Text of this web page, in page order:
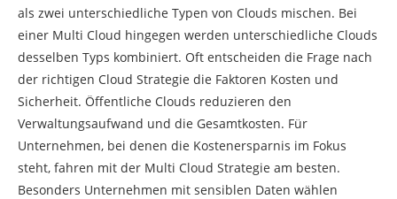
als zwei unterschiedliche Typen von Clouds mischen. Bei
einer Multi Cloud hingegen werden unterschiedliche Clouds
desselben Typs kombiniert. Oft entscheiden die Frage nach
der richtigen Cloud Strategie die Faktoren Kosten und
Sicherheit. Öffentliche Clouds reduzieren den
Verwaltungsaufwand und die Gesamtkosten. Für
Unternehmen, bei denen die Kostenersparnis im Fokus
steht, fahren mit der Multi Cloud Strategie am besten.
Besonders Unternehmen mit sensiblen Daten wählen